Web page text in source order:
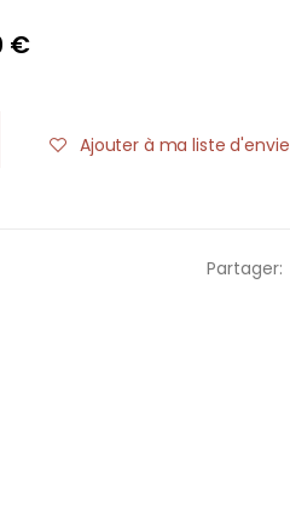
€
Ajouter à ma liste d'envie
Partager: